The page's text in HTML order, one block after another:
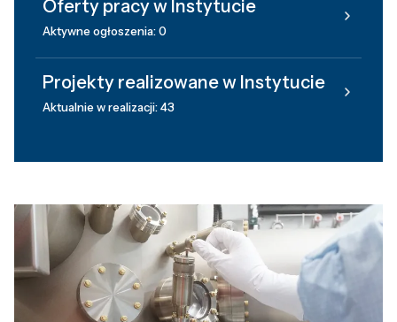
Oferty pracy w Instytucie
Aktywne ogłoszenia: 0
Projekty realizowane w Instytucie
Aktualnie w realizacji: 43